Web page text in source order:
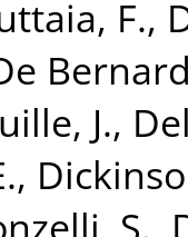
F.,
J.,
,
S.,